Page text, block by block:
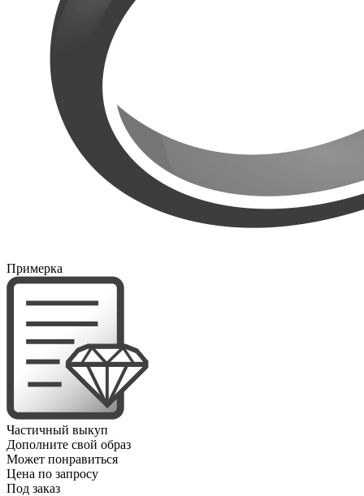
Примерка
Частичный выкуп
Дополните свой образ
Может понравиться
Цена по запросу
Под заказ